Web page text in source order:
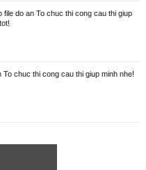
file do an To chuc thi cong cau thi giup
chuc thi cong cau thi giup minh nhe!